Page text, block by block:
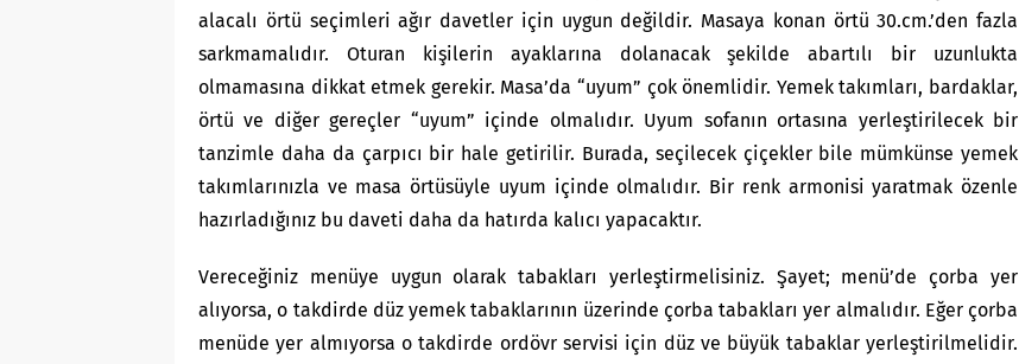
alacalı örtü seçimleri ağır davetler için uygun değildir. Masaya konan örtü 30.cm.’den fazla
sarkmamalıdır. Oturan kişilerin ayaklarına dolanacak şekilde abartılı bir uzunlukta
olmamasına dikkat etmek gerekir. Masa’da “uyum” çok önemlidir. Yemek takımları, bardaklar,
örtü ve diğer gereçler “uyum” içinde olmalıdır. Uyum sofanın ortasına yerleştirilecek bir
tanzimle daha da çarpıcı bir hale getirilir. Burada, seçilecek çiçekler bile mümkünse yemek
takımlarınızla ve masa örtüsüyle uyum içinde olmalıdır. Bir renk armonisi yaratmak özenle
hazırladığınız bu daveti daha da hatırda kalıcı yapacaktır.
Vereceğiniz menüye uygun olarak tabakları yerleştirmelisiniz. Şayet; menü’de çorba yer
alıyorsa, o takdirde düz yemek tabaklarının üzerinde çorba tabakları yer almalıdır. Eğer çorba
menüde yer almıyorsa o takdirde ordövr servisi için düz ve büyük tabaklar yerleştirilmelidir.